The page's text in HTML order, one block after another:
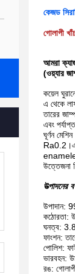
কেজড
গোলাপী
আমরা
(ওয়্যার
কয়েল
এ থেকে
তারের
এবং
ঘূর্ণন
Ra0.2।এই
উত্তেজনা
উত্পাদনের
উপাদান:
কঠোরতা:
ঘনত্ব:
ফাংশন:
পোলিশ:
ভারবহন:
রঙ: